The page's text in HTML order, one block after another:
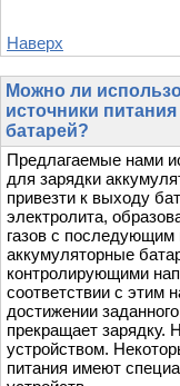
Наверх
Можно ли
источники
батарей?
Предлагаемые нами
для зарядки
привезти к выходу
электролита,
газов с
аккумуляторные
контролирующими
соответствии с этим
достижении
прекращает зарядку.
устройством.
питания имеют